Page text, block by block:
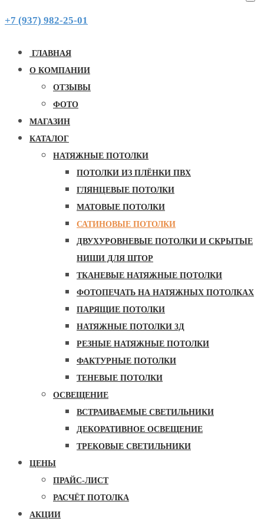
+7 (937) 982-25-01
ГЛАВНАЯ
О КОМПАНИИ
ОТЗЫВЫ
ФОТО
МАГАЗИН
КАТАЛОГ
НАТЯЖНЫЕ ПОТОЛКИ
ПОТОЛКИ ИЗ ПЛЁНКИ ПВХ
ГЛЯНЦЕВЫЕ ПОТОЛКИ
МАТОВЫЕ ПОТОЛКИ
САТИНОВЫЕ ПОТОЛКИ
ДВУХУРОВНЕВЫЕ ПОТОЛКИ И СКРЫТЫЕ
НИШИ ДЛЯ ШТОР
ТКАНЕВЫЕ НАТЯЖНЫЕ ПОТОЛКИ
ФОТОПЕЧАТЬ НА НАТЯЖНЫХ ПОТОЛКАХ
ПАРЯЩИЕ ПОТОЛКИ
НАТЯЖНЫЕ ПОТОЛКИ 3Д
РЕЗНЫЕ НАТЯЖНЫЕ ПОТОЛКИ
ФАКТУРНЫЕ ПОТОЛКИ
ТЕНЕВЫЕ ПОТОЛКИ
ОСВЕЩЕНИЕ
ВСТРАИВАЕМЫЕ СВЕТИЛЬНИКИ
ДЕКОРАТИВНОЕ ОСВЕЩЕНИЕ
ТРЕКОВЫЕ СВЕТИЛЬНИКИ
ЦЕНЫ
ПРАЙС-ЛИСТ
РАСЧЁТ ПОТОЛКА
АКЦИИ
Сатиновые натяжные
потолки
не имеет зернистости, из за чего от
поверхности отражаются только световые
при смене интенсивности светового потока
меняет оттенки цвета, при естественном
освещении оттенок остается статичным, но
при искусственном меняется в зависимости
возможности для дизайна интерьера
Несмотря на внешнюю схожесть с дорогими
тканевыми потолками, сатиновые стоят
значительно дешевле
Хорошо вписывается в дизайн, где
используется сатиновая ткань или фактура
от 149 ₽/м
Цена: от 90 ₽/м
Заказать со скидкой
Сатиновые натяжные потолки – вид матовых
полотен с эффектной мелкозернистой текстурой.
Она обеспечивает приятный, небольшой блеск,
минимальное отражение с плавными переливами